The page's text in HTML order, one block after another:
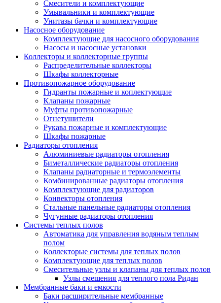
Смесители и комплектующие
Умывальники и комплектующие
Унитазы бачки и комплектующие
Насосное оборудование
Комплектующие для насосного оборудования
Насосы и насосные установки
Коллекторы и коллекторные группы
Распределительные коллекторы
Шкафы коллекторные
Противопожарное оборудование
Гидранты пожарные и коплектующие
Клапаны пожарные
Муфты противопожарные
Огнетушители
Рукава пожарные и комплектующие
Шкафы пожарные
Радиаторы отопления
Алюминиевые радиаторы отопления
Биметаллические радиаторы отопления
Клапаны радиаторные и термоэлементы
Комбинированные радиаторы отопления
Комплектующие для радиаторов
Конвекторы отопления
Стальные панельные радиаторы отопления
Чугунные радиаторы отопления
Системы теплых полов
Автоматика для управления водяным теплым
полом
Коллекторые системы для теплых полов
Комплектующие для теплых полов
Смесительные узлы и клапаны для теплых полов
Узлы смешения для теплого пола Ридан
Мембранные баки и емкости
Баки расширительные мембранные